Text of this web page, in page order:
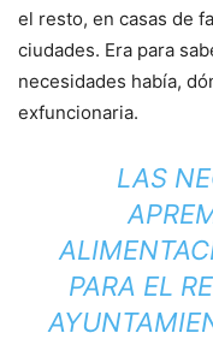
el resto, en casas de
ciudades. Era para
necesidades había,
exfuncionaria.
LAS
PARA EL